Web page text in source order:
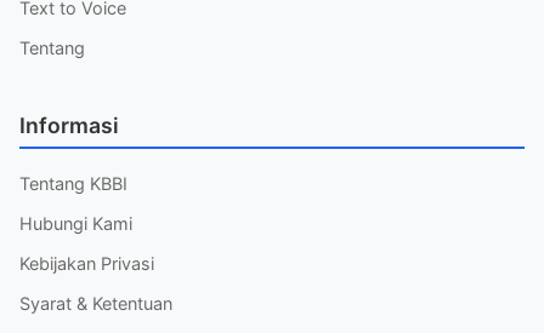
Text to Voice
Tentang
Informasi
Tentang KBBI
Hubungi Kami
Kebijakan Privasi
Syarat & Ketentuan